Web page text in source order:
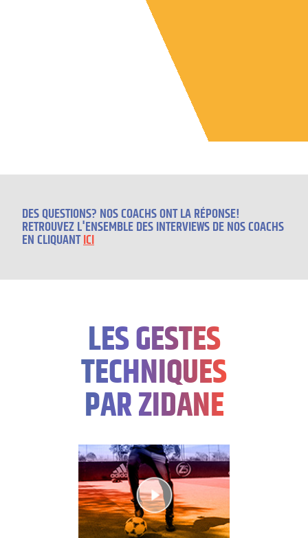
DES QUESTIONS? NOS COACHS ONT LA RÉPONSE!
RETROUVEZ L'ENSEMBLE DES INTERVIEWS DE NOS COACHS
EN CLIQUANT ICI
LES GESTES
TECHNIQUES
PAR ZIDANE